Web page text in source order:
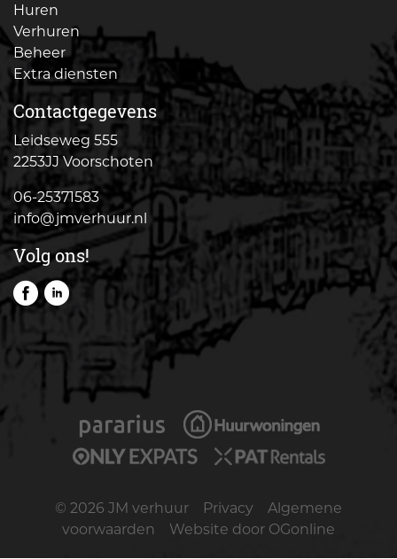
Huren
Verhuren
Beheer
Extra diensten
Contactgegevens
Leidseweg 555
2253JJ Voorschoten
06-25371583
info@jmverhuur.nl
Volg ons!
© 2026 JM verhuur Privacy
Algemene
voorwaarden
Website door OGonline